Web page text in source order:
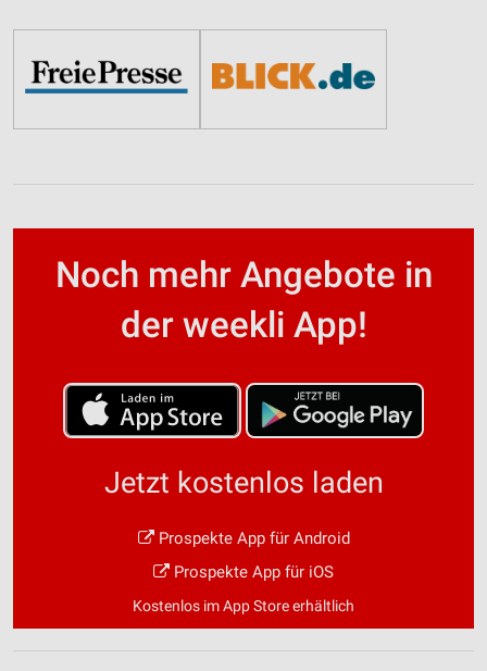
Noch mehr Angebote in
der weekli App!
Jetzt kostenlos laden
Prospekte App für Android
Prospekte App für iOS
Kostenlos im App Store erhältlich